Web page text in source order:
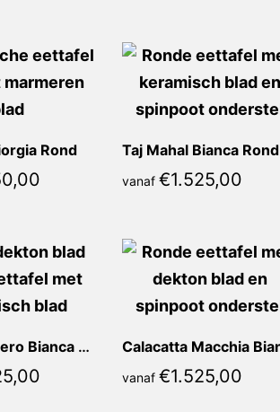
Rond Taj Mahal Bianca Rond
vanaf €1.525,00
Calacatta Nero Bianca Rond
vanaf €1.525,00